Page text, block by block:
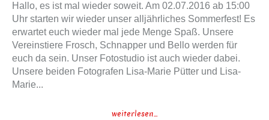
Hallo, es ist mal wieder soweit. Am 02.07.2016 ab 15:00
Uhr starten wir wieder unser alljährliches Sommerfest! Es
erwartet euch wieder mal jede Menge Spaß. Unsere
Vereinstiere Frosch, Schnapper und Bello werden für
euch da sein. Unser Fotostudio ist auch wieder dabei.
Unsere beiden Fotografen Lisa-Marie Pütter und Lisa-
Marie...
weiterlesen...